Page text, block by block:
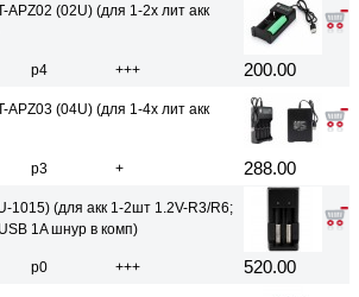
APZ02 (02U) (для 1-2х лит акк
р4 +++ 200.00
APZ03 (04U) (для 1-4х лит акк
р3 + 288.00
1015) (для акк 1-2шт 1.2V-R3/R6;
1A шнур в комп)
р0 +++ 520.00